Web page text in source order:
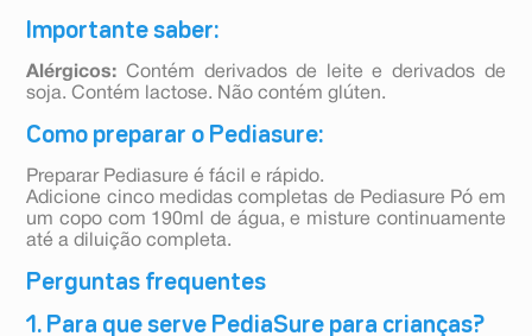
Importante saber:
Alérgicos: Contém derivados de leite e derivados de
soja. Contém lactose. Não contém glúten.
Como preparar o Pediasure:
Preparar Pediasure é fácil e rápido.
Adicione cinco medidas completas de Pediasure Pó em
um copo com 190ml de água, e misture continuamente
até a diluição completa.
Perguntas frequentes
1. Para que serve PediaSure para crianças?